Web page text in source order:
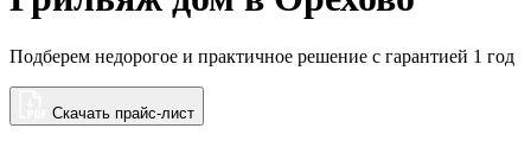
Подберем недорогое и практичное решение с гарантией 1 год
Скачать прайс-лист